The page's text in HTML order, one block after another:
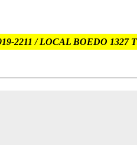
2211 / LOCAL BOEDO 1327